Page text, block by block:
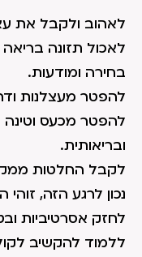
לאהוב ולקבל את
לאכול תזונה
בחירה ומודעות.
להפטר מעצלנות
להפטר מכעס
ובריאותית.
לקבל החלטות
נכון לרגע הזה,
לחזק אסרטיביות
ללמוד להקשיב